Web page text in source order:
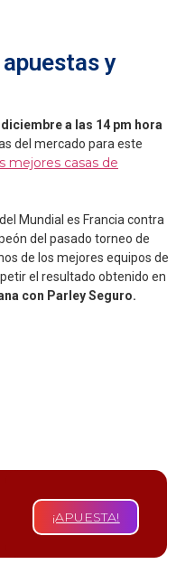
y
a las 14 pm hora
del mercado para este
mejores casas de
Mundial es Francia contra
del pasado torneo de
de los mejores equipos de
el resultado obtenido en
con Parley Seguro.
¡APUESTA!